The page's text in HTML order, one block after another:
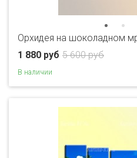
Орхидея на шоколадном
5 600 руб
1 880 руб
В наличии